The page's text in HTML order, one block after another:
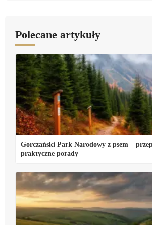
Polecane artykuły
Gorczański Park Narodowy z psem –
praktyczne porady